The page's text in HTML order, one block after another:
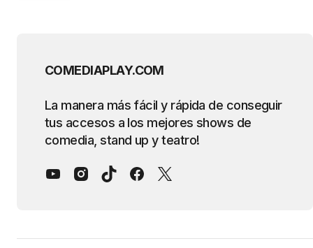
COMEDIAPLAY.COM
La manera más fácil y rápida de conseguir
tus accesos a los mejores shows de
comedia, stand up y teatro!